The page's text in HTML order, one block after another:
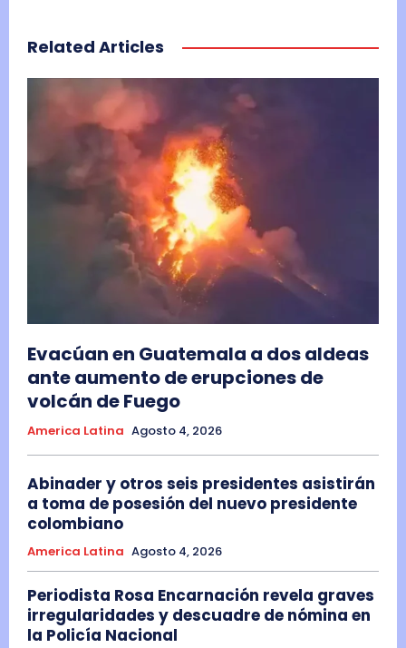
Related Articles
Evacúan en Guatemala a dos aldeas
ante aumento de erupciones de
volcán de Fuego
America Latina Agosto 4, 2026
Abinader y otros seis presidentes asistirán
a toma de posesión del nuevo presidente
colombiano
America Latina Agosto 4, 2026
Periodista Rosa Encarnación revela graves
irregularidades y descuadre de nómina en
la Policía Nacional